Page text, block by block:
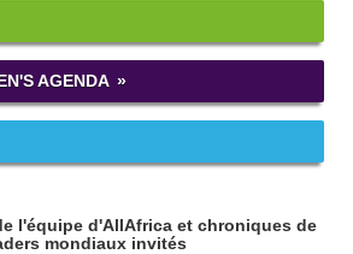
AGENDA
l'équipe d'AllAfrica et chroniques de
mondiaux invités